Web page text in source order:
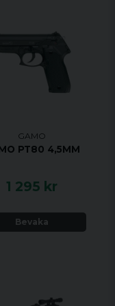
GAMO
PT80 4,5MM
1 295 kr
Bevaka